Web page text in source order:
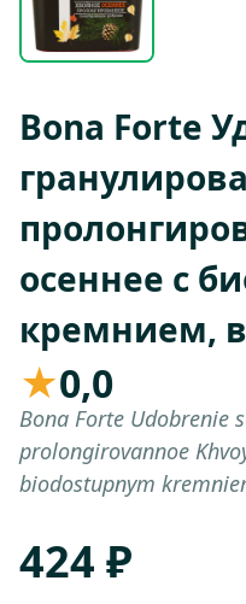
Bona Forte
осеннее с
кремнием,
★0,0
Bona Forte Udobrenie
prolongirovannoe
biodostupnym
424 ₽